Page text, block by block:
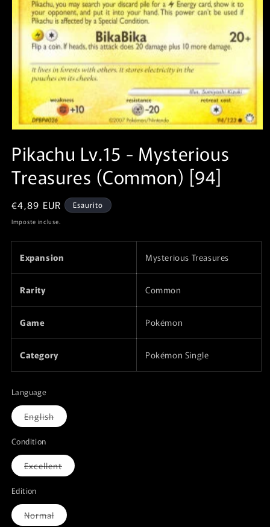
multimediali
1
in
finestra
modale
Pikachu Lv.15⁣ - Mysterious
Treasures⁣ (Common)⁣ [94]
Prezzo
di
€4,89 EUR Esaurito
Imposte incluse.
Expansion Mysterious Treasures
Rarity Common
Game Pokémon
Category Pokémon Single
Language
EnglishVariante
esaurita
Condition
ExcellentVariante
esaurita
Edition
NormalVariante
esaurita